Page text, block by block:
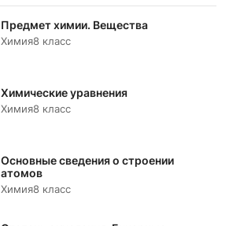
Предмет химии. Вещества
Химия8 класс
Химические уравнения
Химия8 класс
Основные сведения о строении
атомов
Химия8 класс